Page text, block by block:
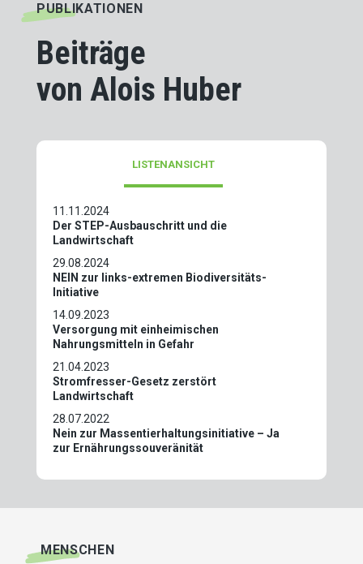
PUBLIKATIONEN
Beiträge
von Alois Huber
LISTENANSICHT
11.11.2024
Der STEP-Ausbauschritt und die
Landwirtschaft
29.08.2024
NEIN zur links-extremen Biodiversitäts-
Initiative­
14.09.2023
Versorgung mit einheimischen
Nahrungsmitteln in Gefahr
21.04.2023
Stromfresser-Gesetz zerstört
Landwirtschaft
28.07.2022
Nein zur Massentierhaltungsinitiative – Ja
zur Ernährungssouveränität
MENSCHEN